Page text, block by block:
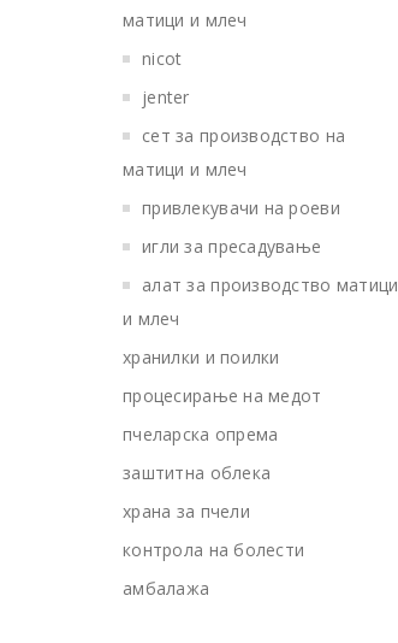
матици и млеч
nicot
jenter
сет за производство на
матици и млеч
привлекувачи на роеви
игли за пресадување
алат за производство матици
и млеч
хранилки и поилки
процесирање на медот
пчеларска опрема
заштитна облека
храна за пчели
контрола на болести
амбалажа